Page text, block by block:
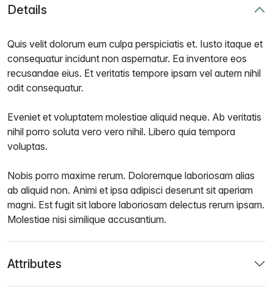
Details
Quis velit dolorum eum culpa perspiciatis et. Iusto itaque et
consequatur incidunt non aspernatur. Ea inventore eos
recusandae eius. Et veritatis tempore ipsam vel autem nihil
odit consequatur.
Eveniet et voluptatem molestiae aliquid neque. Ab veritatis
nihil porro soluta vero vero nihil. Libero quia tempora
voluptas.
Nobis porro maxime rerum. Doloremque laboriosam alias
ab aliquid non. Animi et ipsa adipisci deserunt sit aperiam
magni. Est fugit sit labore laboriosam delectus rerum ipsam.
Molestiae nisi similique accusantium.
Attributes